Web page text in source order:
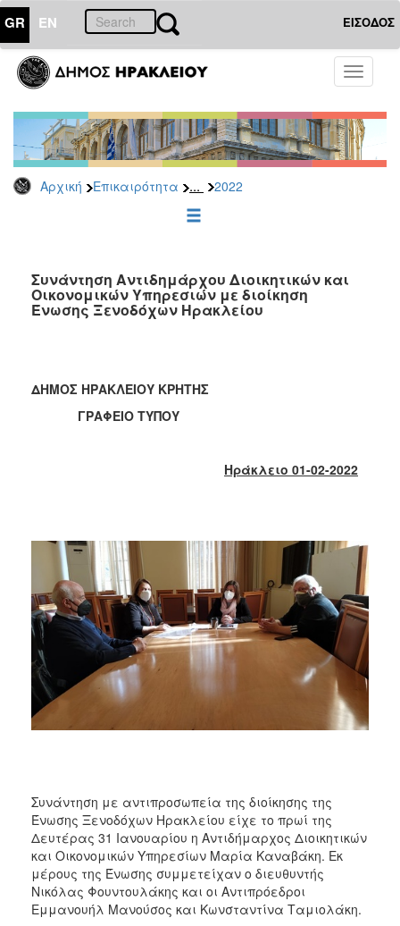
GR EN ΕΙΣΟΔΟΣ
Toggle
Αρχική Επικαιρότητα ... 2022
ΕΠΙΚΑΙΡΟΤΗΤΑ
Τύπου
Αρχείο
2026
2025
2022
2021
2018
2017
2011
2010
2006
ΔΗΜΟΤΗΣ
ΕΠΙΣΚΕΠΤΗΣ
Συνάντηση Αντιδημάρχου Διοικητικών και
Οικονομικών Υπηρεσιών με διοίκηση
Ένωσης Ξενοδόχων Ηρακλείου
ΔΗΜΟΣ ΗΡΑΚΛΕΙΟΥ ΚΡΗΤΗΣ
ΓΡΑΦΕΙΟ ΤΥΠΟΥ
Ηράκλειο 01-02-2022
Συνάντηση με αντιπροσωπεία της διοίκησης της
Ένωσης Ξενοδόχων Ηρακλείου είχε το πρωί της
Δευτέρας 31 Ιανουαρίου η Αντιδήμαρχος Διοικητικών
και Οικονομικών Υπηρεσίων Μαρία Καναβάκη. Εκ
μέρους της Ένωσης συμμετείχαν ο διευθυντής
Νικόλας Φουντουλάκης και οι Αντιπρόεδροι
Εμμανουήλ Μανούσος και Κωνσταντίνα Ταμιολάκη.